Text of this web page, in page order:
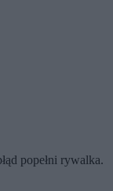
popełni rywalka.